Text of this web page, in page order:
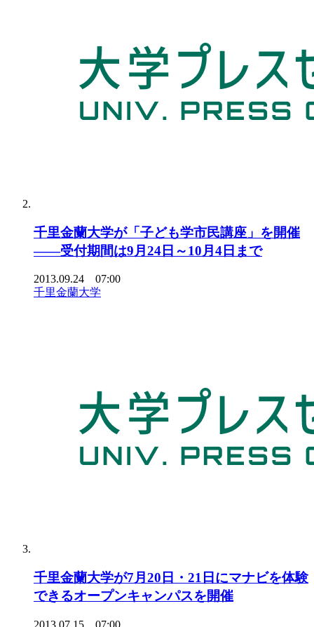
千里金蘭大学が「子ども学市民講座」を開催
――受付期間は9月24日～10月4日まで
2013.09.24 07:00
千里金蘭大学
千里金蘭大学が7月20日・21日にマナビを体験
できるオープンキャンパスを開催
2013.07.15 07:00